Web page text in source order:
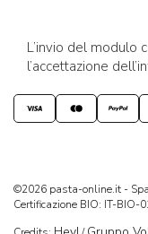
L’invio del modulo
l’accettazione
©2026 pasta-online.it -
Certificazione BIO: IT-